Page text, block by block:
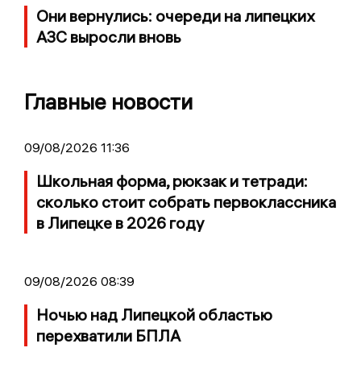
Они вернулись: очереди на липецких
АЗС выросли вновь
Главные новости
09/08/2026 11:36
Школьная форма, рюкзак и тетради:
сколько стоит собрать первоклассника
в Липецке в 2026 году
09/08/2026 08:39
Ночью над Липецкой областью
перехватили БПЛА